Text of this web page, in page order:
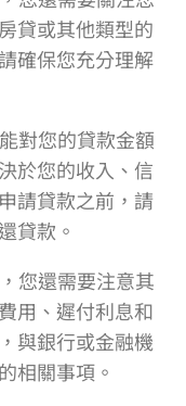
貸或其他類型的
確保您充分理解
對您的貸款金額
於您的收入、信
請貸款之前，請
貸款。
您還需要注意其
用、遲付利息和
與銀行或金融機
相關事項。